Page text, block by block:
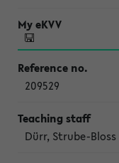
209529
Dürr, Strube-Bloss